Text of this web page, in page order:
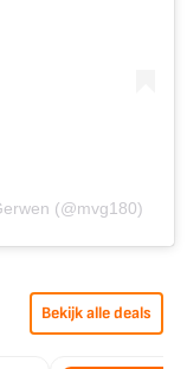
(@mvg180)
Bekijk alle deals